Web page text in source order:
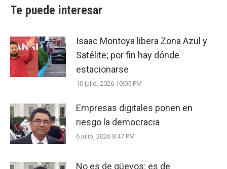
Te puede interesar
Isaac Montoya libera Zona Azul y
Satélite; por fin hay dónde
estacionarse
10 julio, 2026 10:05 PM
Empresas digitales ponen en
riesgo la democracia
6 julio, 2026 8:47 PM
No es de güevos; es de